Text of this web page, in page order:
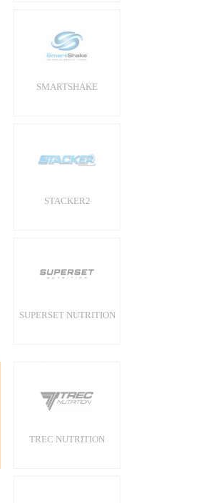
SMARTSHAKE
STACKER2
SUPERSET NUTRITION
TREC NUTRITION